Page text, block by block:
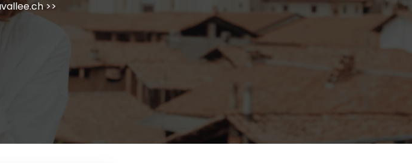
>>